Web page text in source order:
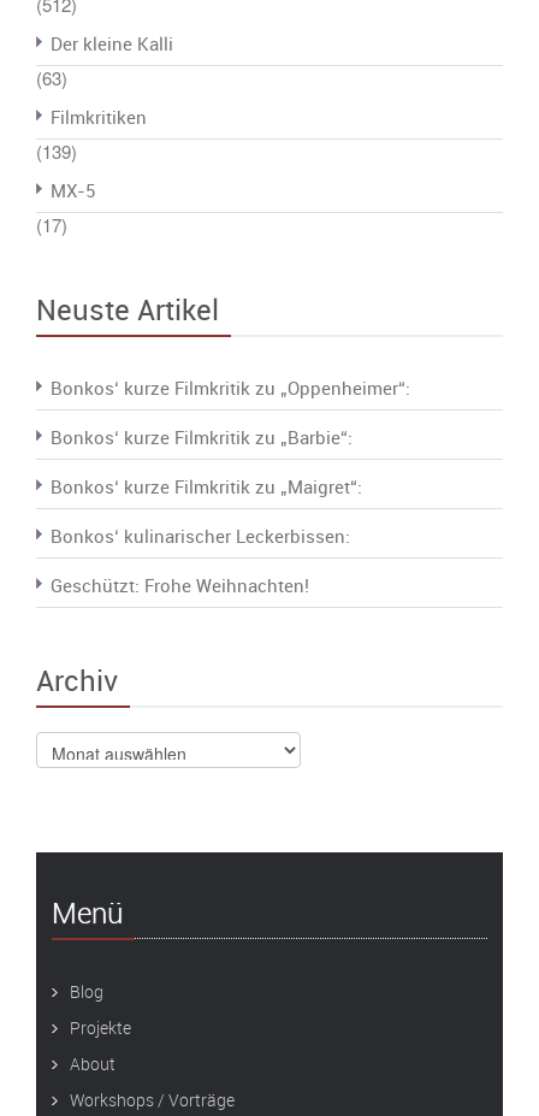
Der kleine Kalli
(63)
Filmkritiken
(139)
MX-5
(17)
Neuste Artikel
Bonkos‘ kurze Filmkritik zu „Oppenheimer“:
Bonkos‘ kurze Filmkritik zu „Barbie“:
Bonkos‘ kurze Filmkritik zu „Maigret“:
Bonkos‘ kulinarischer Leckerbissen:
Geschützt: Frohe Weihnachten!
Archiv
Archiv
Menü
Blog
Projekte
About
Workshops / Vorträge